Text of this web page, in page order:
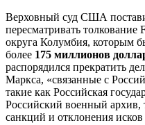
Верховный суд США
пересматривать
округа Колумбия, которым
более 175 миллионов
распорядился прекратить
Маркса, «связанные с
такие как Российская
Российский военный архив,
санкций и отклонения